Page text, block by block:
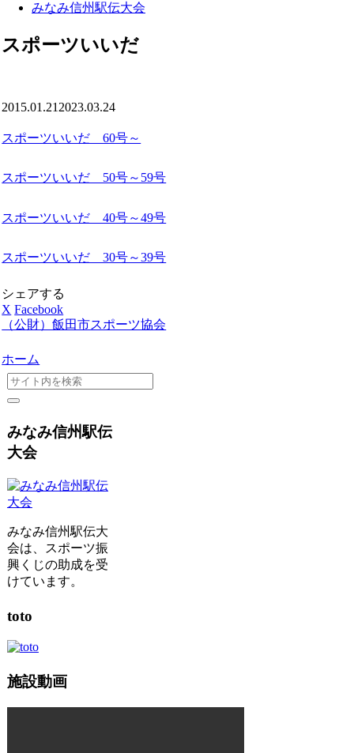
みなみ信州駅伝大会
スポーツいいだ
2015.01.21 2023.03.24
スポーツいいだ 60号～
スポーツいいだ 50号～59号
スポーツいいだ 40号～49号
スポーツいいだ 30号～39号
シェアする
X Facebook
（公財）飯田市スポーツ協会
ホーム
みなみ信州駅伝
大会
みなみ信州駅伝大
会は、スポーツ振
興くじの助成を受
けています。
toto
施設動画